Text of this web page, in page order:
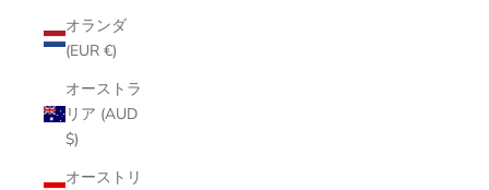
オランダ
(EUR €)
オーストラ
リア (AUD
$)
オーストリ